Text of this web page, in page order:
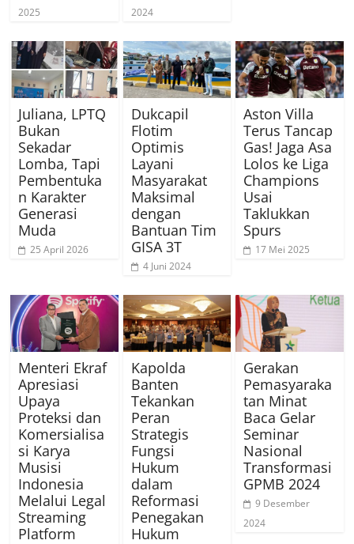
2025
2024
Juliana, LPTQ
Bukan
Sekadar
Lomba, Tapi
Pembentuka
n Karakter
Generasi
Muda
25 April 2026
Dukcapil
Flotim
Optimis
Layani
Masyarakat
Maksimal
dengan
Bantuan Tim
GISA 3T
4 Juni 2024
Aston Villa
Terus Tancap
Gas! Jaga Asa
Lolos ke Liga
Champions
Usai
Taklukkan
Spurs
17 Mei 2025
Menteri Ekraf
Apresiasi
Upaya
Proteksi dan
Komersialisa
si Karya
Musisi
Indonesia
Melalui Legal
Streaming
Platform
Kapolda
Banten
Tekankan
Peran
Strategis
Fungsi
Hukum
dalam
Reformasi
Penegakan
Hukum
Gerakan
Pemasyaraka
tan Minat
Baca Gelar
Seminar
Nasional
Transformasi
GPMB 2024
9 Desember
2024